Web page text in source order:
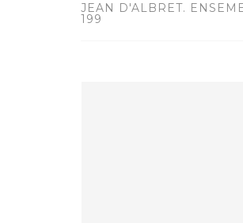
JEAN D'ALBRET.
199